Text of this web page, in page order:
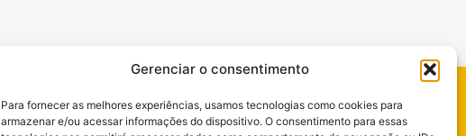
Gerenciar o consentimento
Para fornecer as melhores experiências, usamos tecnologias como cookies para
armazenar e/ou acessar informações do dispositivo. O consentimento para essas
Seja nosso Cliente